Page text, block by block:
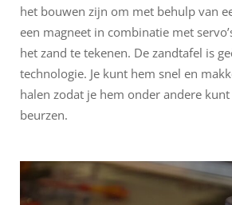
het bouwen zijn om met behulp van
een magneet in combinatie met
het zand te tekenen. De zandtafel is
technologie. Je kunt hem snel en
halen zodat je hem onder andere
beurzen.